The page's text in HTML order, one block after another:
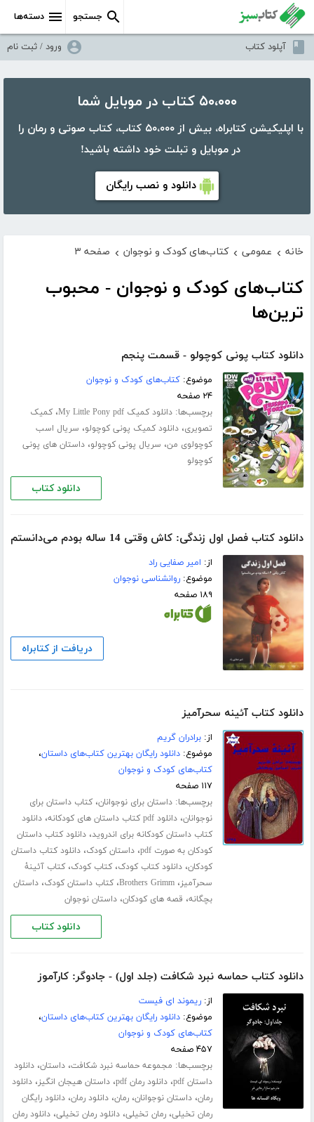
دسته‌ها جستجو
آپلود کتاب ورود / ثبت نام
۵۰،۰۰۰ کتاب در موبایل شما
با اپلیکیشن کتابراه، بیش از ۵۰،۰۰۰ کتاب، کتاب صوتی و رمان را
در موبایل و تبلت خود داشته باشید!
دانلود و نصب رایگان
خانه › عمومی › کتاب‌های کودک و نوجوان › صفحه ۳
کتاب‌های کودک و نوجوان - محبوب
ترین‌ها
دانلود کتاب پونی کوچولو - قسمت پنجم
موضوع:کتاب‌های کودک و نوجوان
۲۴ صفحه
برچسب‌ها:دانلود کمیک My Little Pony pdf ،کمیک
تصویری،دانلود کمیک پونی کوچولو، سریال اسب
کوچولوی من، سریال پونی کوچولو،داستان های پونی
کوچولو
دانلود کتاب
دانلود کتاب فصل اول زندگی: کاش وقتی 14 ساله بودم می‌دانستم
از: امیر صفایی راد
موضوع:روانشناسی نوجوان
۱۸۹ صفحه
دریافت از کتابراه
دانلود کتاب آئینه سحرآمیز
از:برادران گریم
موضوع:دانلود رایگان بهترین کتاب‌های داستان،
کتاب‌های کودک و نوجوان
۱۱۷ صفحه
برچسب‌ها:داستان برای نوجوانان،کتاب داستان برای
نوجوانان،دانلود pdf کتاب داستان های کودکانه ،دانلود
کتاب داستان کودکانه برای اندروید،دانلود کتاب داستان
کودکان به صورت pdf
،داستان کودک،دانلود کتاب داستان
کودکان،دانلود کتاب کودک،کتاب کودک،کتاب آئینۀ
سحرآمیز،Brothers Grimm،کتاب داستان کودک،داستان
بچگانه، قصه های کودکان،داستان نوجوان
دانلود کتاب
دانلود کتاب حماسه نبرد شکافت (جلد اول) - جادوگر: کارآموز
از:ریموند ای فیست
موضوع:دانلود رایگان بهترین کتاب‌های داستان،
کتاب‌های کودک و نوجوان
۴۵۷ صفحه
برچسب‌ها: مجموعه حماسه نبرد شکافت،داستان،دانلود
داستان pdf
،دانلود رمان pdf ،داستان هیجان انگیز،دانلود
رمان،داستان نوجوانان،رمان،دانلود رمان،دانلود رایگان
رمان تخیلی،رمان تخیلی،دانلود رمان تخیلی،دانلود رمان